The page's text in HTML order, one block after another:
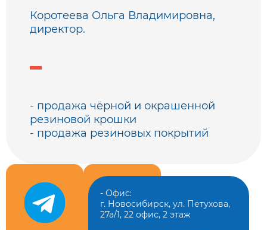
Коротеева Ольга Владимировна,
директор.
- продажа чёрной и окрашенной
резиновой крошки
- продажа резиновых покрытий
- Офис:
г. Новосибирск, ул. Петухова,
27а/1, 22 офис, 2 этаж